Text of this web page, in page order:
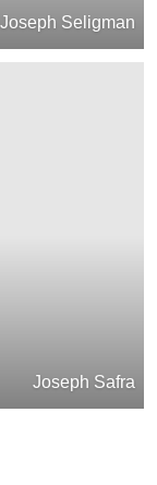
Joseph Seligman
Joseph Safra